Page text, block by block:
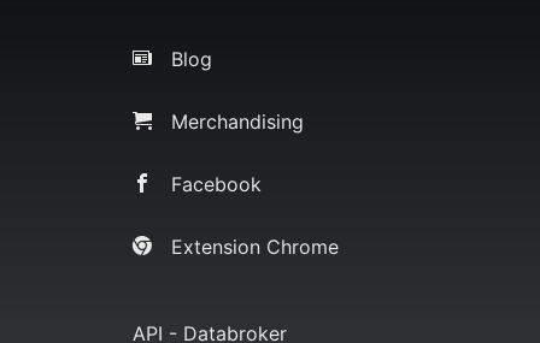
Blog
Merchandising
Facebook
Extension Chrome
API - Databroker